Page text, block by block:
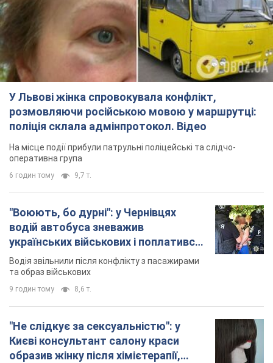
У Львові жінка спровокувала конфлікт,
розмовляючи російською мовою у маршрутці:
поліція склала адмінпротокол. Відео
На місце події прибули патрульні поліцейські та слідчо-
оперативна група
6 годин тому 9,7 т.
"Воюють, бо дурні": у Чернівцях
водій автобуса зневажив
українських військових і поплатився.
Відео
Водія звільнили після конфлікту з пасажирами
та образ військових
9 годин тому 8,6 т.
"Не слідкує за сексуальністю": у
Києві консультант салону краси
образив жінку після хімієтерапії,